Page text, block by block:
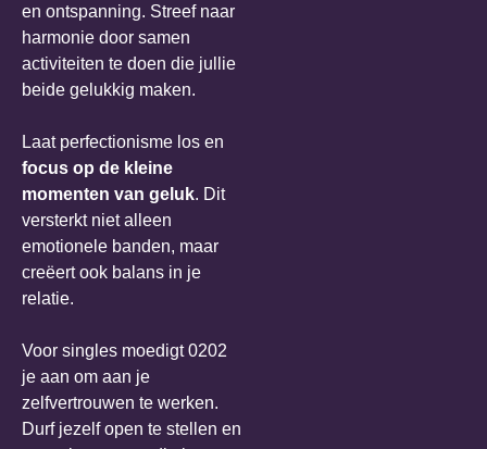
en ontspanning. Streef naar
harmonie door samen
activiteiten te doen die jullie
beide gelukkig maken.
Laat perfectionisme los en
focus op de kleine
momenten van geluk. Dit
versterkt niet alleen
emotionele banden, maar
creëert ook balans in je
relatie.
Voor singles moedigt 0202
je aan om aan je
zelfvertrouwen te werken.
Durf jezelf open te stellen en